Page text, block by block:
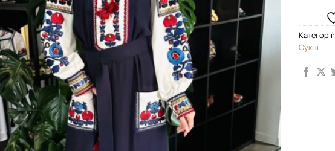
Категорії:
Сукні